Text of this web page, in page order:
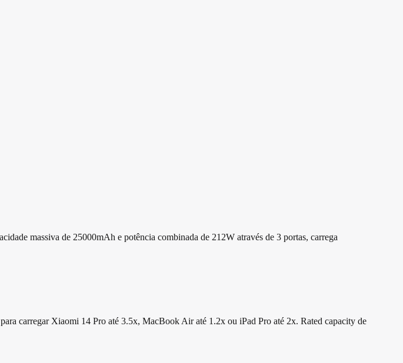
massiva de 25000mAh e potência combinada de 212W através de 3 portas, carrega
carregar Xiaomi 14 Pro até 3.5x, MacBook Air até 1.2x ou iPad Pro até 2x. Rated capacity de